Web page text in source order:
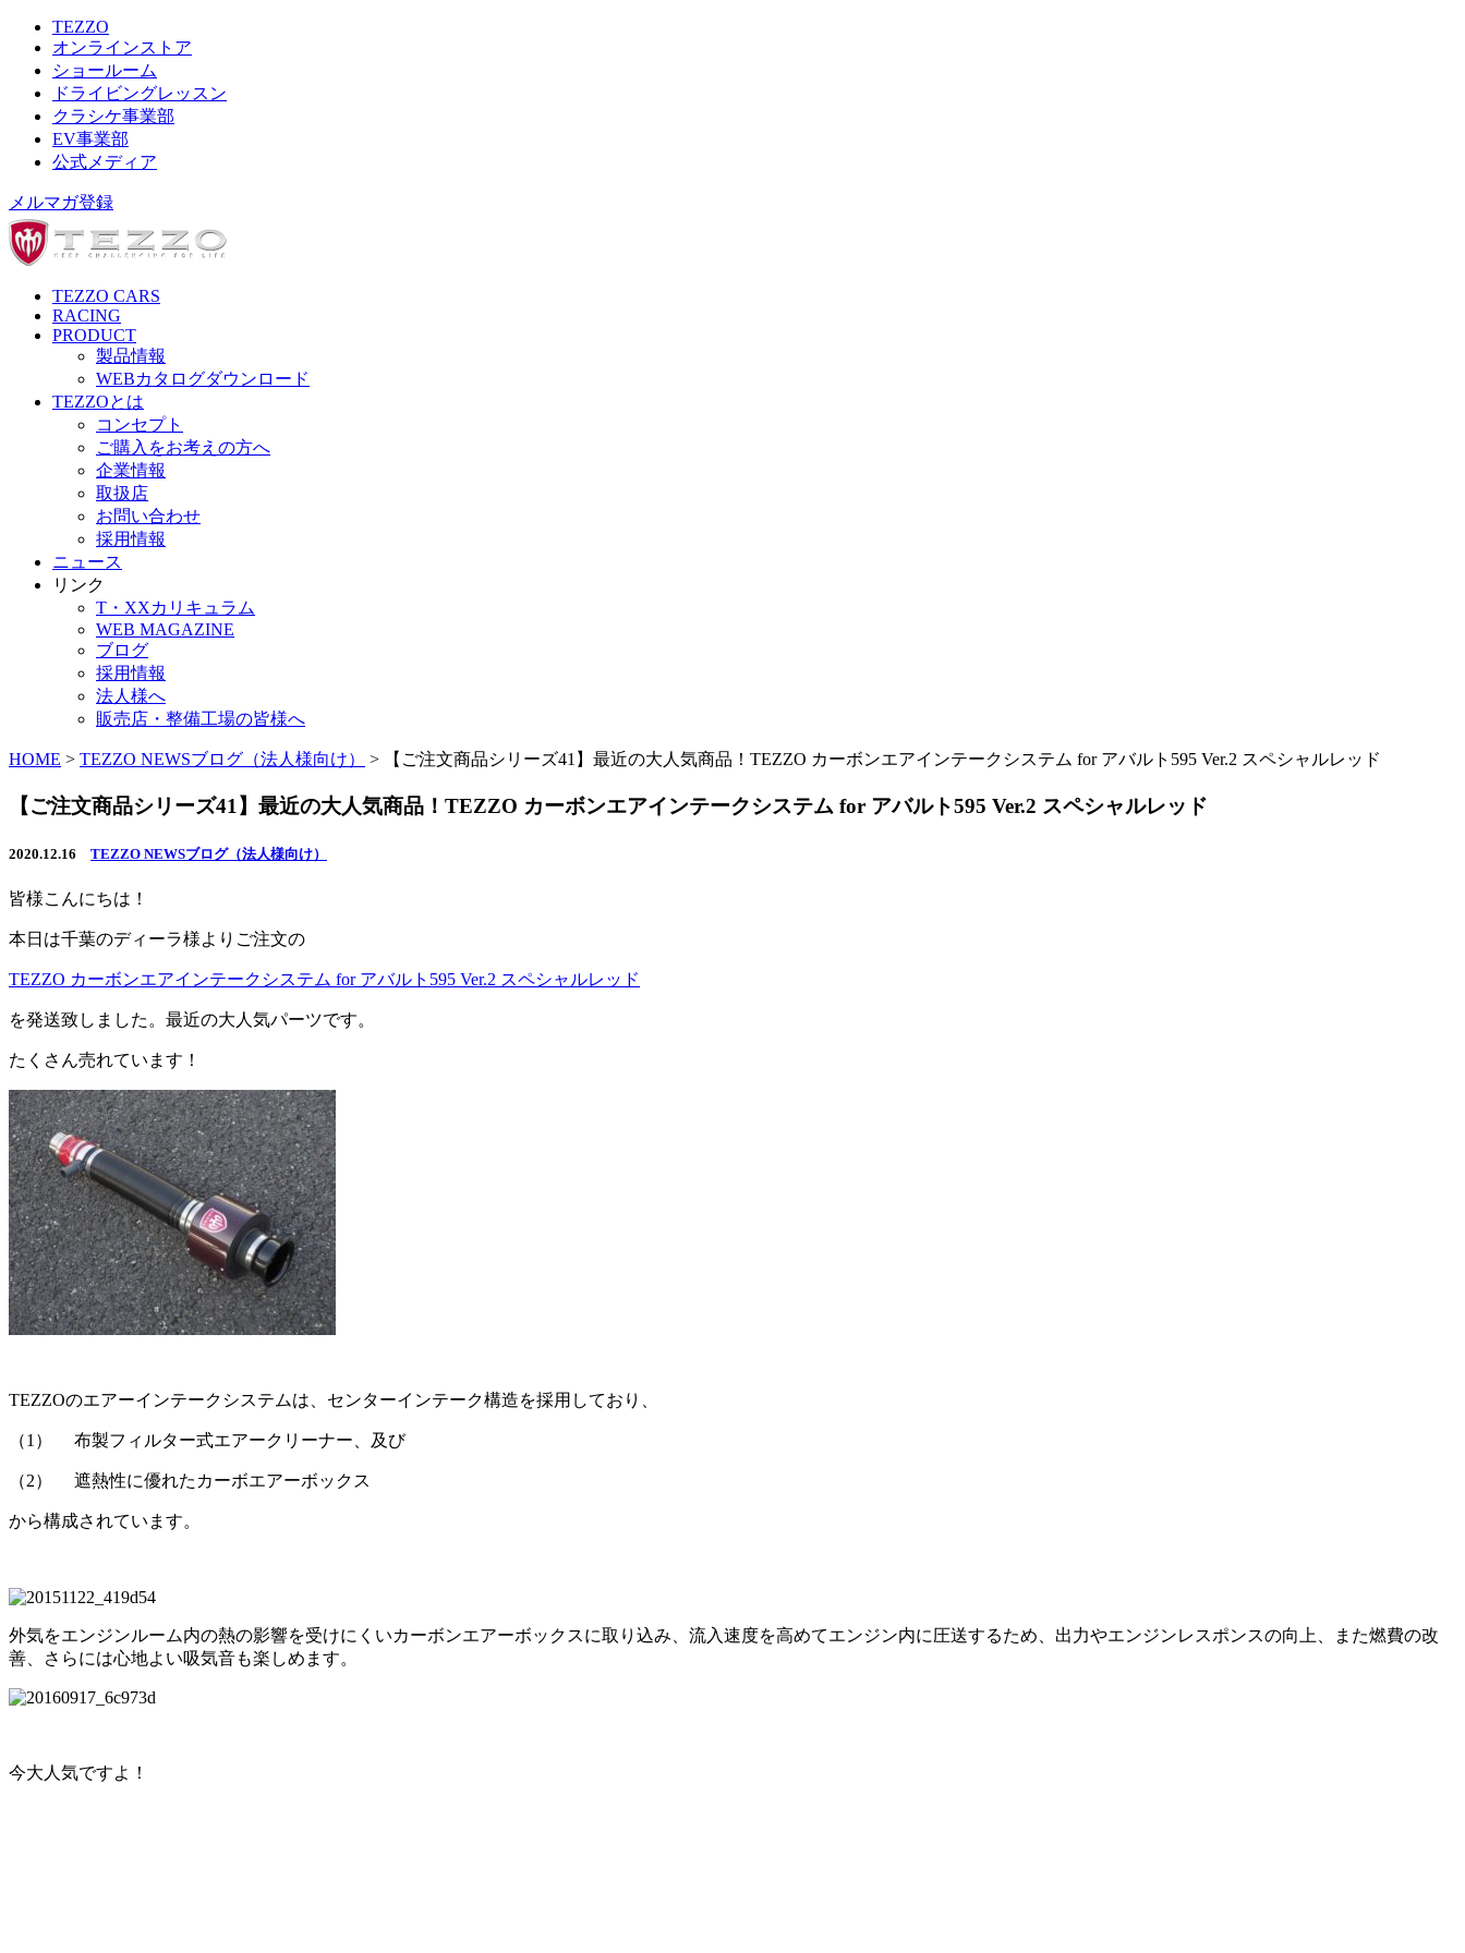
TEZZO
オンラインストア
ショールーム
ドライビングレッスン
クラシケ事業部
EV事業部
公式メディア
メルマガ登録
TEZZO CARS
RACING
PRODUCT
製品情報
WEBカタログダウンロード
TEZZOとは
コンセプト
ご購入をお考えの方へ
企業情報
取扱店
お問い合わせ
採用情報
ニュース
リンク
T・XXカリキュラム
WEB MAGAZINE
ブログ
採用情報
法人様へ
販売店・整備工場の皆様へ
HOME > TEZZO NEWSブログ（法人様向け） > 【ご注文商品シリーズ41】最近の大人気商品！TEZZO カーボンエアインテークシステム for アバルト595 Ver.2 スペシャルレッド
【ご注文商品シリーズ41】最近の大人気商品！TEZZO カーボンエアインテークシステム for アバルト595 Ver.2 スペシャルレッド
2020.12.16 TEZZO NEWSブログ（法人様向け）
皆様こんにちは！
本日は千葉のディーラ様よりご注文の
TEZZO カーボンエアインテークシステム for アバルト595 Ver.2 スペシャルレッド
を発送致しました。最近の大人気パーツです。
たくさん売れています！
TEZZOのエアーインテークシステムは、センターインテーク構造を採用しており、
（1） 布製フィルター式エアークリーナー、及び
（2） 遮熱性に優れたカーボエアーボックス
から構成されています。
外気をエンジンルーム内の熱の影響を受けにくいカーボンエアーボックスに取り込み、流入速度を高めてエンジン内に圧送するため、出力やエンジンレスポンスの向上、また燃費の改
善、さらには心地よい吸気音も楽しめます。
今大人気ですよ！